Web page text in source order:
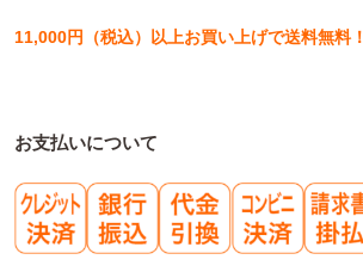
11,000円（税込）以上お買い上げで送料無料！
お支払いについて